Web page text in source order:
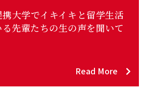
大学でイキイキと留学生活
先輩たちの生の声を聞いて
Read More